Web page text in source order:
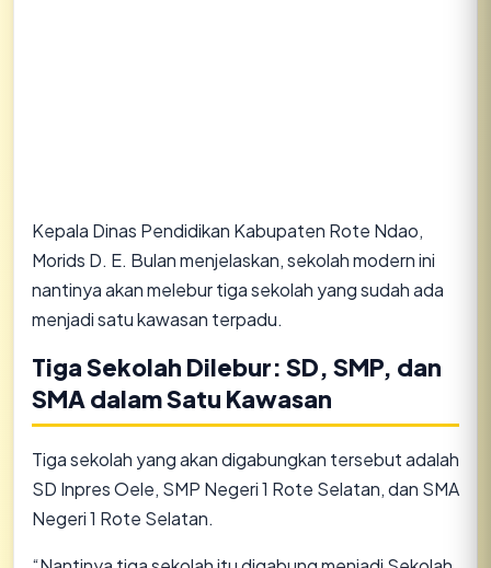
Kepala Dinas Pendidikan Kabupaten Rote Ndao,
Morids D. E. Bulan menjelaskan, sekolah modern ini
nantinya akan melebur tiga sekolah yang sudah ada
menjadi satu kawasan terpadu.
Tiga Sekolah Dilebur: SD, SMP, dan
SMA dalam Satu Kawasan
Tiga sekolah yang akan digabungkan tersebut adalah
SD Inpres Oele, SMP Negeri 1 Rote Selatan, dan SMA
Negeri 1 Rote Selatan.